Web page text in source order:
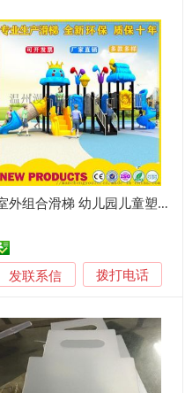
室外组合滑梯 幼儿园儿童塑料滑滑梯
发联系信 拨打电话